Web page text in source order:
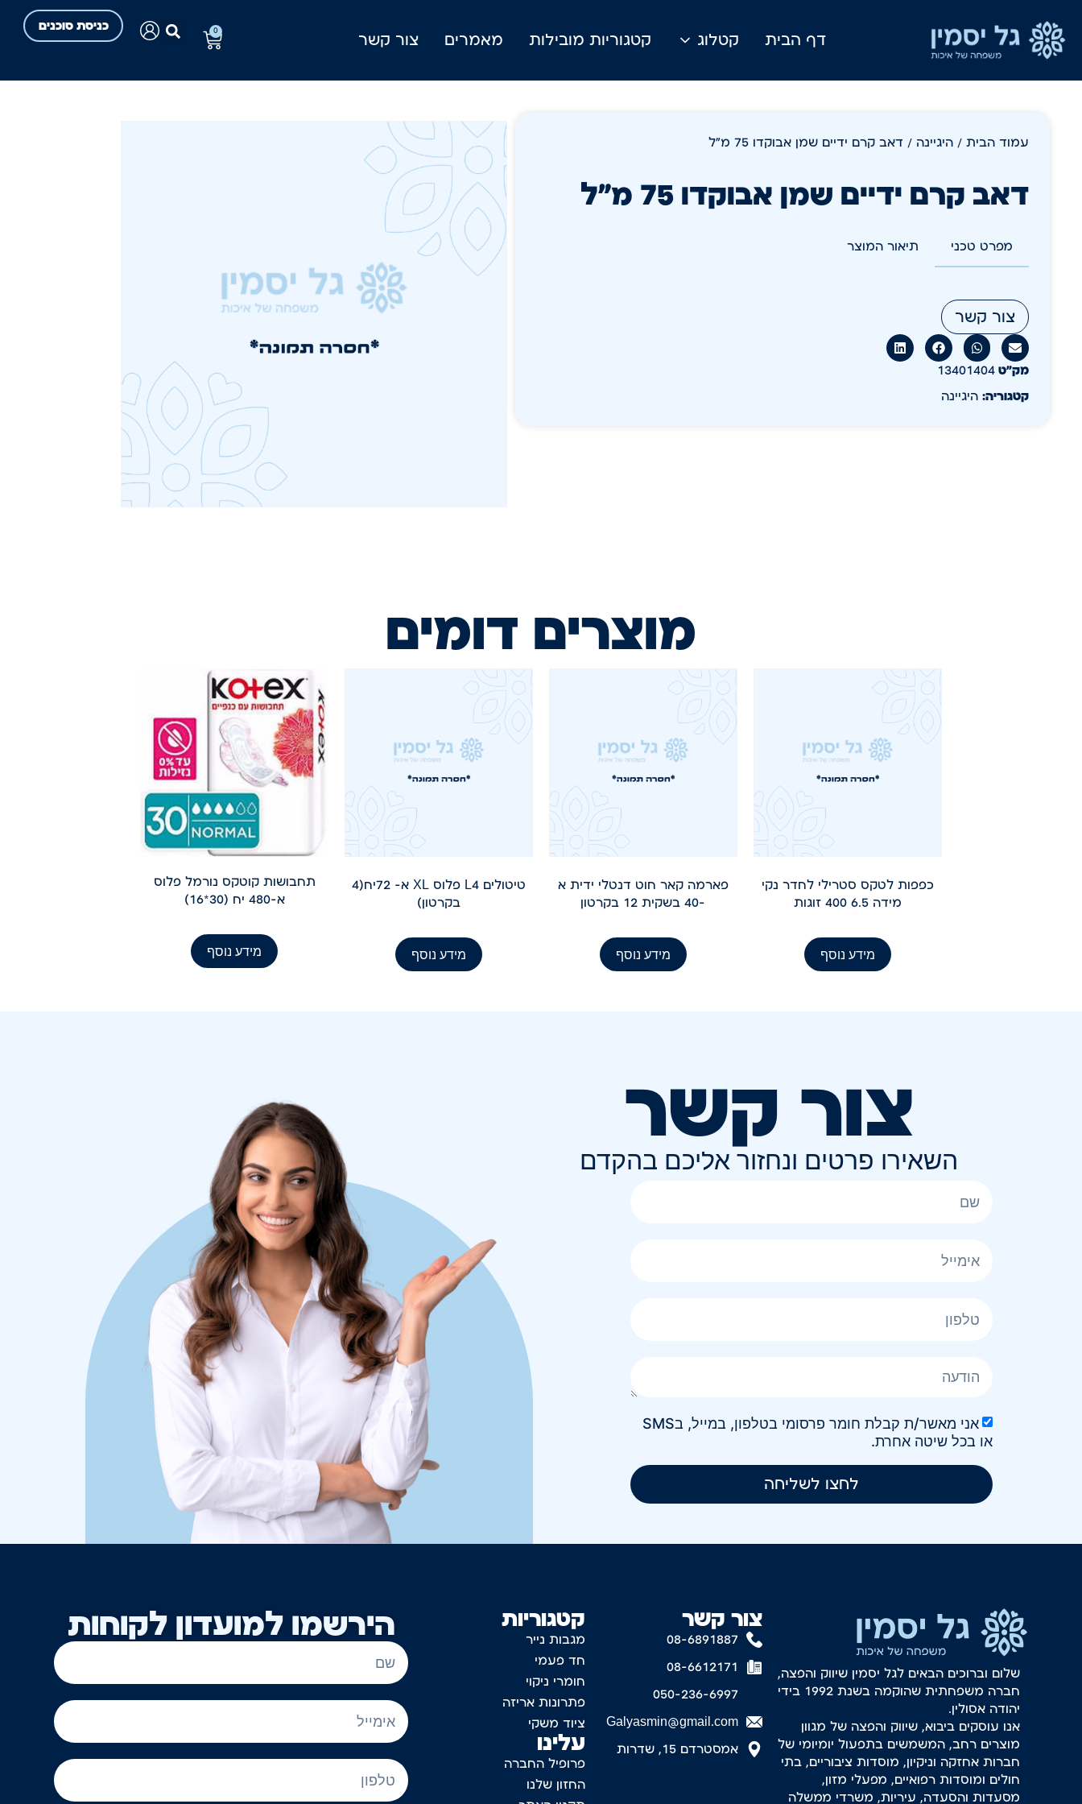
דף הבית קטלוג קטגוריות מובילות מאמרים צור קשר
כניסת סוכנים 0
עמוד הבית / היגיינה / דאב קרם ידיים שמן אבוקדו 75 מ"ל
דאב קרם ידיים שמן אבוקדו 75 מ"ל
מפרט טכני תיאור המוצר
צור קשר
מק״ט 13401404
קטגוריה: היגיינה
מוצרים דומים
כפפות לטקס סטרילי לחדר נקי
מידה 6.5 400 זוגות
מידע נוסף
פארמה קאר חוט דנטלי ידית א
-40 בשקית 12 בקרטון
מידע נוסף
טיטולים L4 פלוס XL א- 72יח(4
בקרטון)
מידע נוסף
תחבושות קוטקס נורמל פלוס
א-480 יח (30*16)
מידע נוסף
צור קשר
השאירו פרטים ונחזור אליכם בהקדם
אני מאשר/ת קבלת חומר פרסומי בטלפון, במייל, בSMS
או בכל שיטה אחרת.
לחצו לשליחה
הירשמו למועדון לקוחות קטגוריות
מגבות נייר
חד פעמי
חומרי ניקוי
פתרונות אריזה
ציוד משקי
עלינו
פרופיל החברה
החזון שלנו
צור קשר
08-6891887
08-6612171
050-236-6997
Galyasmin@gmail.com
אמסטרדם 15, שדרות
שלום וברוכים הבאים לגל יסמין שיווק והפצה,
חברה משפחתית שהוקמה בשנת 1992 בידי
יהודה אסולין.
אנו עוסקים ביבוא, שיווק והפצה של מגוון
מוצרים רחב, המשמשים בתפעול יומיומי של
חברות אחזקה וניקיון, מוסדות ציבוריים, בתי
חולים ומוסדות רפואיים, מפעלי מזון,
מסעדות והסעדה, עיריות, משרדי ממשלה